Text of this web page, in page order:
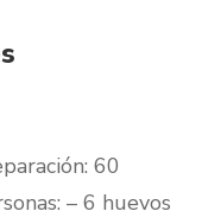
60
– 6 huevos